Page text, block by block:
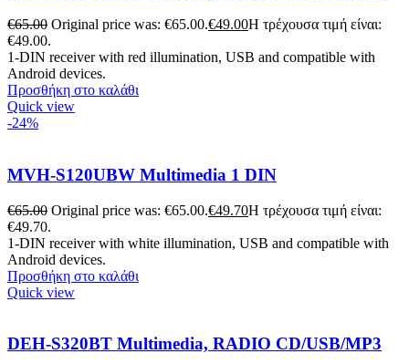
€65.00 Original price was: €65.00.€49.00Η τρέχουσα τιμή είναι:
€49.00.
1-DIN receiver with red illumination, USB and compatible with
Android devices.
Προσθήκη στο καλάθι
Quick view
-24%
MVH-S120UBW Multimedia 1 DIN
€65.00 Original price was: €65.00.€49.70Η τρέχουσα τιμή είναι:
€49.70.
1-DIN receiver with white illumination, USB and compatible with
Android devices.
Προσθήκη στο καλάθι
Quick view
DEH-S320BT Multimedia, RADIO CD/USB/MP3